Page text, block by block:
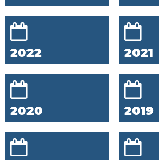
2022 2021
2020 2019